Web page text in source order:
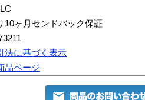
10ヶ月センドバック保証
法に基づく表示
品ページ